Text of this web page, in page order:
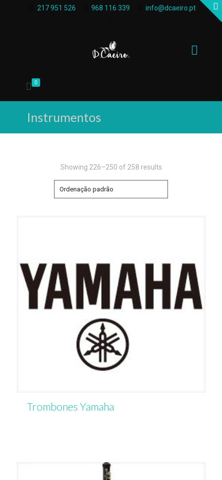
217 951 526 968 116 339 info@dcaeiro.pt
0
Instrumentos
Showing 226–250 of 258 results
Trombones Yamaha